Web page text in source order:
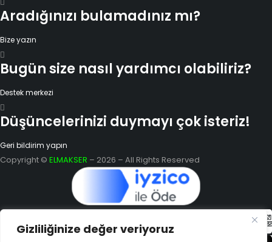
Gizliliğinize değer veriyoruz
Aradığınızı bulamadınız mı?
Bize yazın
Bugün size nasıl yardımcı olabiliriz?
Destek merkezi
Düşüncelerinizi duymayı çok isteriz!
Geri bildirim yapın
Copyright © ELMAKSER – 2026 – All Rights Reserved